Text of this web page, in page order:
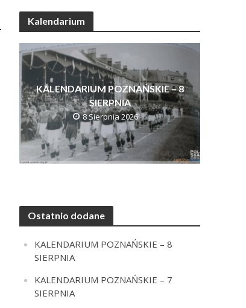
Kalendarium
KALENDARIUM POZNAŃSKIE – 8
SIERPNIA
8 Sierpnia 2026
Ostatnio dodane
KALENDARIUM POZNAŃSKIE – 8
SIERPNIA
KALENDARIUM POZNAŃSKIE – 7
SIERPNIA